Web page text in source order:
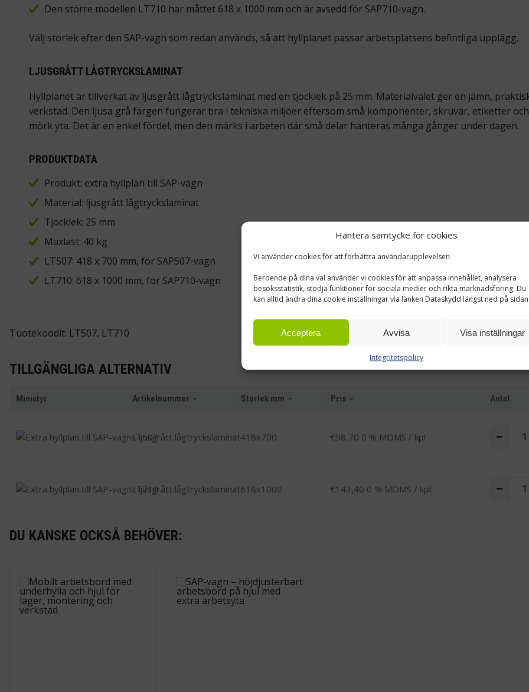
Hantera samtycke för cookies
Vi använder cookies för att förbättra användarupplevelsen.
Beroende på dina val använder vi cookies för att anpassa innehållet, analysera
besöksstatistik, stödja funktioner för sociala medier och rikta marknadsföring. Du
kan alltid ändra dina cookie inställningar via länken Dataskydd längst ned på
Acceptera Avvisa Visa inställningar
Integritetspolicy
Den större modellen LT710 har måttet 618 x 1000 mm och är avsedd för SAP710-vagn.
Välj storlek efter den SAP-vagn som redan används, så att hyllplanet passar arbetsplatsens befintliga upplägg.
LJUSGRÅTT LÅGTRYCKSLAMINAT
Hyllplanet är tillverkat av ljusgrått lågtryckslaminat med en tjocklek på 25 mm. Materialvalet ger en jämn,
verkstad. Den ljusa grå färgen fungerar bra i tekniska miljöer eftersom små komponenter, skruvar, etiketter
mörk yta. Det är en enkel fördel, men den märks i arbeten där små delar hanteras många gånger under dagen.
PRODUKTDATA
Produkt: extra hyllplan till SAP-vagn
Material: ljusgrått lågtryckslaminat
Tjocklek: 25 mm
Maxlast: 40 kg
LT507: 418 x 700 mm, för SAP507-vagn
LT710: 618 x 1000 mm, för SAP710-vagn
Tuotekoodit: LT507, LT710
TILLGÄNGLIGA ALTERNATIV
Miniatyr Artikelnummer Storlek mm Pris Antal
LT507 418x700 €98,70 0 % MOMS / kpl +
LT710 618x1000 €143,40 0 % MOMS / kpl +
DU KANSKE OCKSÅ BEHÖVER: